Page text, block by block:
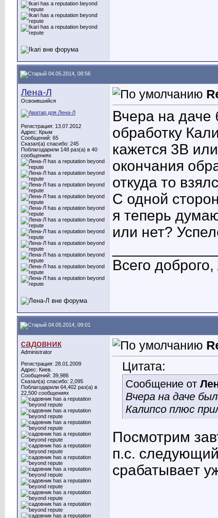
04.05.2014, 08:56
Лена-Л
Освоившийся
Регистрация: 13.07.2012
Адрес: Крым
Сообщений: 65
Сказал(а) спасибо: 245
Поблагодарили 148 раз(а) в 40
сообщениях
Вчера на даче
обработку
кажется 3B
окончания
откуда то
С одной
я теперь
или нет?
Всего
04.05.2014, 09:01
садовник
Administrator
Регистрация: 28.01.2009
Адрес: Киев.
Сообщений: 39,986
Сказал(а) спасибо: 2,095
Поблагодарили 64,402 раз(а) в
22,500 сообщениях
Цитата:
Сообщение от
Вчера на даче
Калипсо плюс
Посмотрим
п.с.
срабатывает